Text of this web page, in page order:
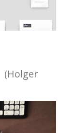
(Holger